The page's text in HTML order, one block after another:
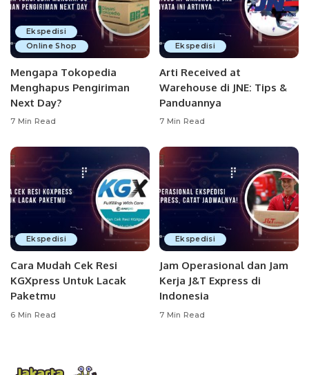
Ekspedisi
Online Shop
Mengapa Tokopedia
Menghapus Pengiriman
Next Day?
7 Min Read
Ekspedisi
Arti Received at
Warehouse di JNE: Tips &
Panduannya
7 Min Read
Ekspedisi
Cara Mudah Cek Resi
KGXpress Untuk Lacak
Paketmu
6 Min Read
Ekspedisi
Jam Operasional dan Jam
Kerja J&T Express di
Indonesia
7 Min Read